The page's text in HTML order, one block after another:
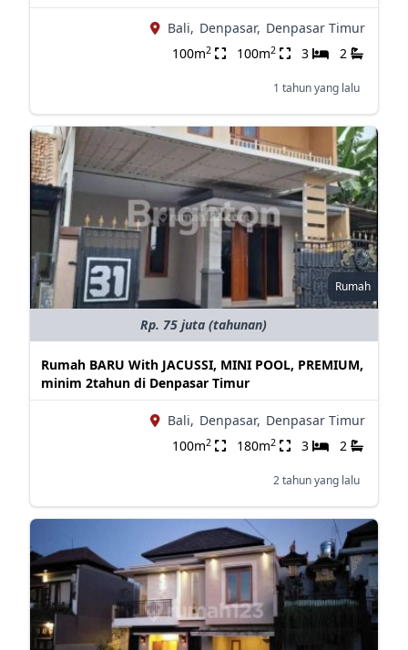
Bali, Denpasar, Denpasar Timur
100m2 100m2 3 2
1 tahun yang lalu
Rumah
Rp. 75 juta (tahunan)
Rumah BARU With JACUSSI, MINI POOL, PREMIUM,
minim 2tahun di Denpasar Timur
Bali, Denpasar, Denpasar Timur
100m2 180m2 3 2
2 tahun yang lalu